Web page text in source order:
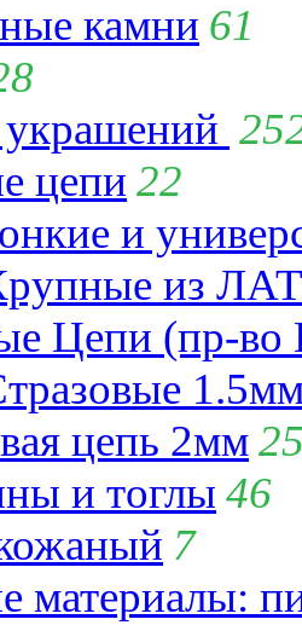
камни 61
цепи 22
и
из
Цепи (пр-во
цепь 2мм
и тоглы 46
7
материалы: